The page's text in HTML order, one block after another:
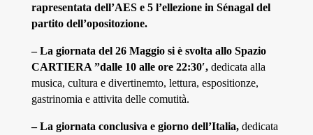
rapresentata dell’AES e 5 l’ellezione in Sénagal del
partito dell’opositozione.
–La giornata del 26Maggio si è svolta allo Spazio
CARTIERA ”dalle 10 alle ore 22:30′,dedicata alla
musica, cultura e divertinemto, lettura, espositionze,
gastrinomia e attivita delle comutità.
– La giornata conclusiva e giorno dell’Italia,dedicata